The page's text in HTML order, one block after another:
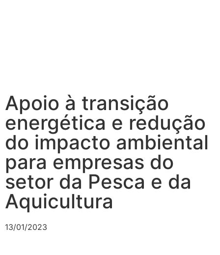
Apoio à transição
energética e redução
do impacto ambiental
para empresas do
setor da Pesca e da
Aquicultura
13/01/2023